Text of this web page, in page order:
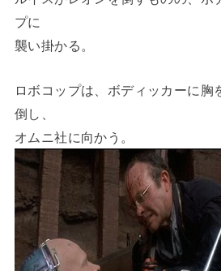
プに
襲い掛かる。
ロボコップは、ボディッカーに胸
倒し、
オムニ社に向かう。